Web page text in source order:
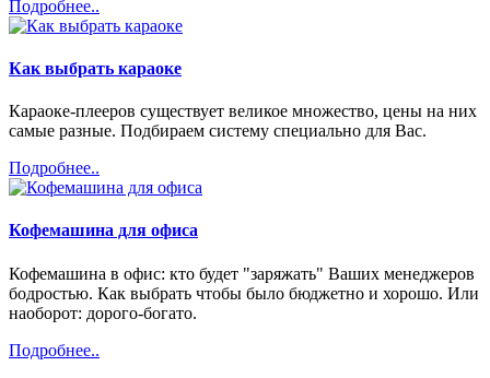
Подробнее..
Как выбрать караоке
Караоке-плееров существует великое множество, цены на них
самые разные. Подбираем систему специально для Вас.
Подробнее..
Кофемашина для офиса
Кофемашина в офис: кто будет "заряжать" Ваших менеджеров
бодростью. Как выбрать чтобы было бюджетно и хорошо. Или
наоборот: дорого-богато.
Подробнее..